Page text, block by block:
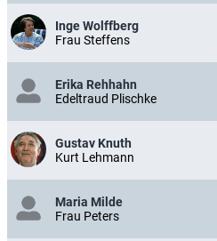
Inge Wolffberg
Frau Steffens
Erika Rehhahn
Edeltraud Plischke
Gustav Knuth
Kurt Lehmann
Maria Milde
Frau Peters